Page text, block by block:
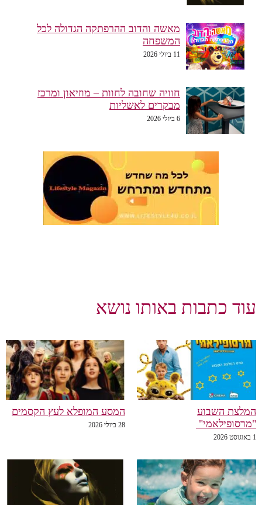
מאשה והדוב ההרפתקה הגדולה לכל
המשפחה
11 ביולי 2026
חוויה שחובה לחוות – מוזיאון ומרכז
מבקרים לאשליות
6 ביולי 2026
עוד כתבות באותו נושא
המלצת השבוע
"מרסופילאמי"
1 באוגוסט 2026
המסע המופלא לעץ הקסמים
28 ביולי 2026